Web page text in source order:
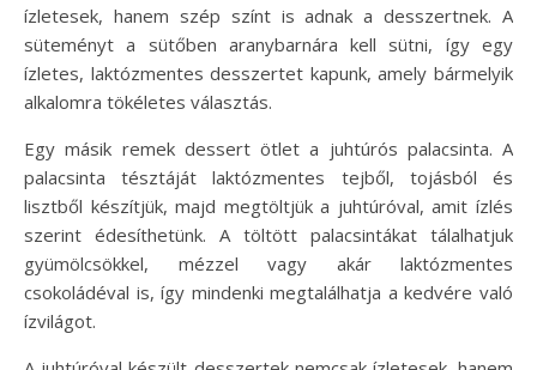
ízletesek, hanem szép színt is adnak a desszertnek. A
süteményt a sütőben aranybarnára kell sütni, így egy
ízletes, laktózmentes desszertet kapunk, amely bármelyik
alkalomra tökéletes választás.
Egy másik remek dessert ötlet a juhtúrós palacsinta. A
palacsinta tésztáját laktózmentes tejből, tojásból és
lisztből készítjük, majd megtöltjük a juhtúróval, amit ízlés
szerint édesíthetünk. A töltött palacsintákat tálalhatjuk
gyümölcsökkel, mézzel vagy akár laktózmentes
csokoládéval is, így mindenki megtalálhatja a kedvére való
ízvilágot.